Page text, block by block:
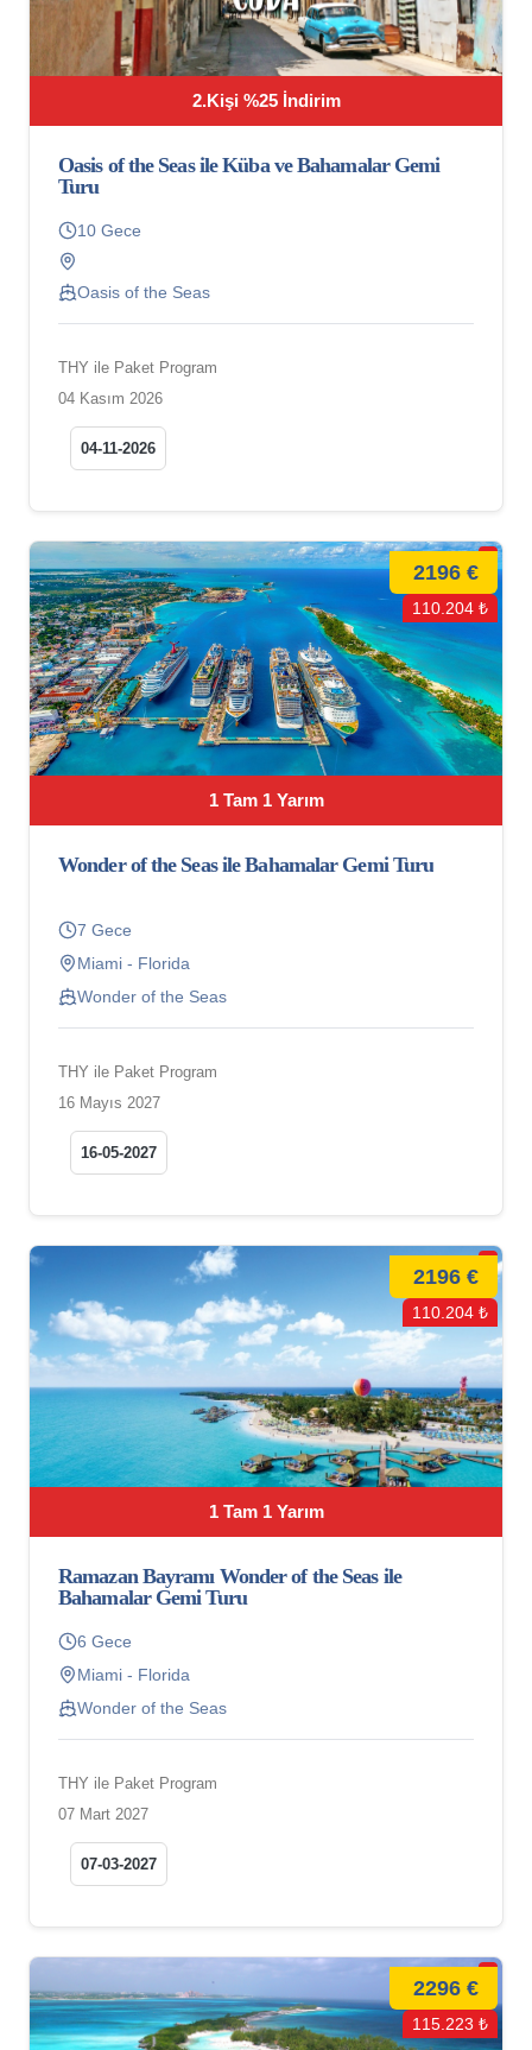
2.Kişi %25 İndirim
Oasis of the Seas ile Küba ve Bahamalar Gemi
Turu
10 Gece
Oasis of the Seas
THY ile Paket Program
04 Kasım 2026
04-11-2026
1 Tam 1 Yarım
2196 €
110.204 ₺
Wonder of the Seas ile Bahamalar Gemi Turu
7 Gece
Miami - Florida
Wonder of the Seas
THY ile Paket Program
16 Mayıs 2027
16-05-2027
1 Tam 1 Yarım
2196 €
110.204 ₺
Ramazan Bayramı Wonder of the Seas ile
Bahamalar Gemi Turu
6 Gece
Miami - Florida
Wonder of the Seas
THY ile Paket Program
07 Mart 2027
07-03-2027
2296 €
115.223 ₺